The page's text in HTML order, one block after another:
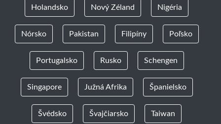
Holandsko Nový Zéland Nigéria
Nórsko Pakistan Filipíny Poľsko
Portugalsko Rusko Schengen
Singapore Južná Afrika Španielsko
Švédsko Švajčiarsko Taiwan